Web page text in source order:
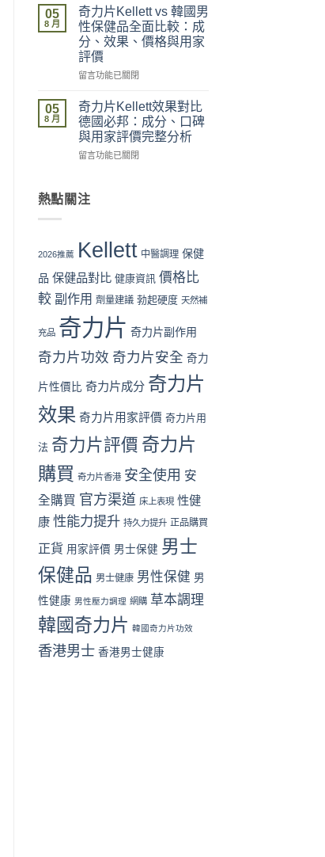
拆
解
與
理
性
購
指
南〉
中
流
程
完
整
教
學：
下
單
到
收
貨
看
懂〉
力
片
Kellett
vs
日
本
性
保
健
品：
成
效
與
口
全
對
（2026
港
中
05
8 月
奇力片Kellett vs 韓國男
性保健品全面比較：成
分、效果、價格與用家
評價
在
力
片
Kellett
vs
韓
性
全
比
成
分、
效
價
與
家
評
價〉
中
留言功能已關閉
05
8 月
奇力片Kellett效果對比
德國必邦：成分、口碑
與用家評價完整分析
在
片
Kellett
對
德
必
邦：
成
口
與
家
評
價
完
分
析〉
中
留言功能已關閉
熱點關注
2026推薦 Kellett 中醫調理 保健
品 保健品對比 健康資訊 價格比
較 副作用 劑量建議 勃起硬度 天然補
充品 奇力片 奇力片副作用
奇力片功效 奇力片安全 奇力
片性價比 奇力片成分 奇力片
效果 奇力片用家評價 奇力片用
法 奇力片評價 奇力片
購買 奇力片香港 安全使用 安
全購買 官方渠道 床上表現 性健
康 性能力提升 持久力提升 正品購買
正貨 用家評價 男士保健 男士
保健品 男士健康 男性保健 男
性健康 男性壓力調理 網購 草本調理
韓國奇力片 韓國奇力片功效
香港男士 香港男士健康